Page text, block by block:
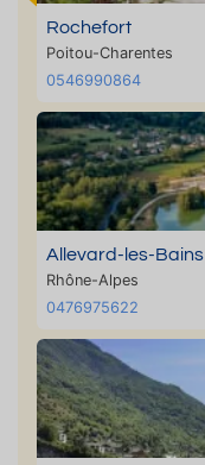
Rochefort
Poitou-Charentes
0546990864
Allevard-les-Bains
Rhône-Alpes
0476975622